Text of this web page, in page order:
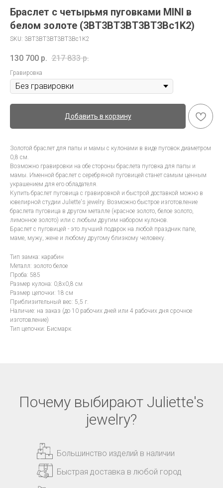
Браслет с четырьмя пуговками MINI в
белом золоте (3BT3BT3BT3BT3Bc1K2)
SKU: 3BT3BT3BT3BT3Bc1K2
130 700 р. 217 833 р.
Гравировка
Добавить в корзину
Золотой браслет для папы и мамы с кулонами в виде пуговок диаметром
0,8 см.
Возможно гравировки на обе стороны браслета пуговка для папы и
мамы. Именной браслет с серебряной пуговицей станет самым ценным
украшением для его обладателя.
Купить браслет пуговица с гравировкой и быстрой доставкой можно в
ювелирной студии Juliette's jewelry. Возможно быстрое изготовление
браслета пуговица в другом металле (красное золото, белое золото,
лимонное золото) или с любым другим набором кулонов.
Браслет с пуговицей - это лучший подарок на любой праздник папе,
маме, мужу, жене и любому другому близкому человеку.
Тип замка: карабин
Металл: золото белое
Проба: 585
Размер кулона: 0,8x0,8 см
Размер цепочки: 18 см
Приблизительный вес: 5,5 г.
Наличие: на заказ (до 10 рабочих дней или 4 рабочих дня срочное
изготовление)
Тип цепочки: Бисмарк
Почему выбирают Juliette's
jewelry?
Большинство изделий в наличии
Быстрая доставка в любой город